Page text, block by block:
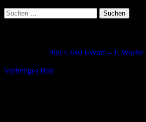
Suchen
nach:
960 × 640 I-Wurf – 1. Woche
Vorheriges Bild